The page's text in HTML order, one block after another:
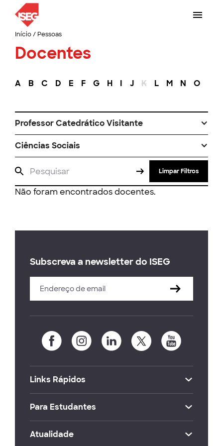
Início/ Pessoas
Docentes
A B C D E F G H I J K L M N O
Professor Catedrático Visitante
Ciências Sociais
Limpar Filtros
Não foram encontrados docentes.
Subscreva a newsletter do ISEG
Links Rápidos
Para Estudantes
Atualidade